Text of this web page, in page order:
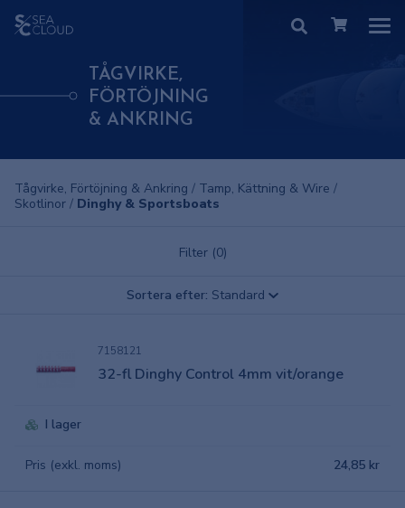
TÅGVIRKE,
FÖRTÖJNING
& ANKRING
Tågvirke, Förtöjning & Ankring / Tamp, Kättning & Wire /
Skotlinor / Dinghy & Sportsboats
Filter (0)
Sortera efter: Standard
7158121
32-fl Dinghy Control 4mm vit/orange
I lager
Pris (exkl. moms) 24,85 kr